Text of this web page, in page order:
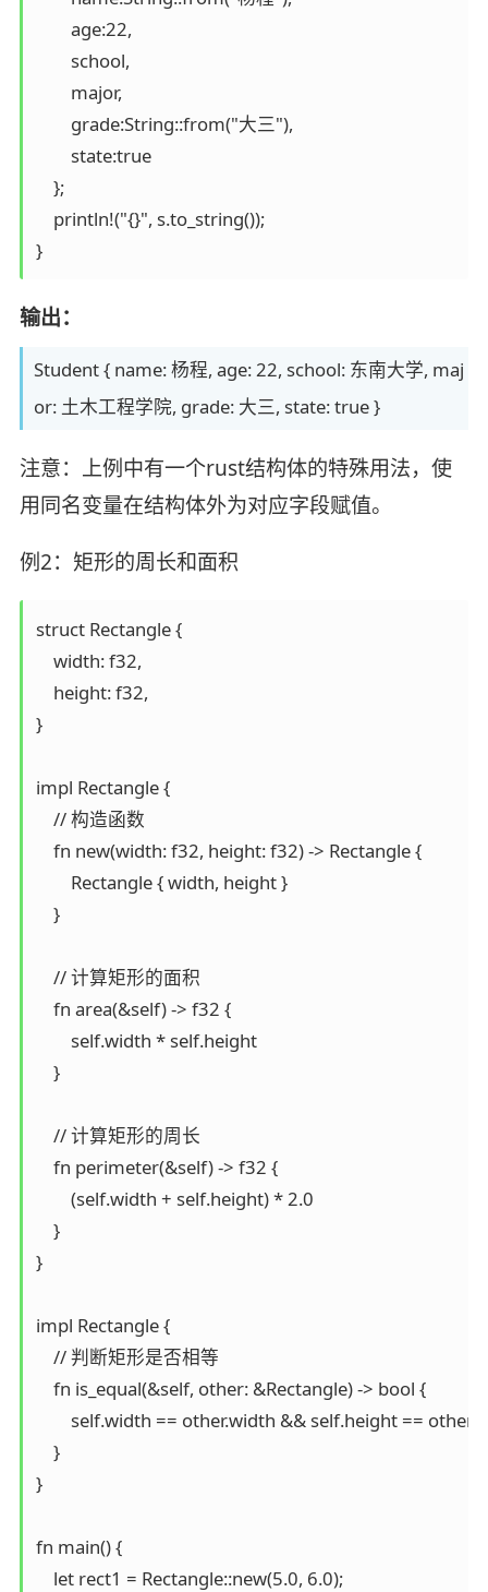
        age:22,
        school,
        major,
        grade:String::from("大三"),
        state:true
    };
    println!("{}", s.to_string());
}
输出：
Student { name: 杨程, age: 22, school: 东南大学, maj
or: 土木工程学院, grade: 大三, state: true }
注意：上例中有一个rust结构体的特殊用法，使
用同名变量在结构体外为对应字段赋值。
例2：矩形的周长和面积
struct Rectangle {
    width: f32,
    height: f32,
}
impl Rectangle {
    // 构造函数
    fn new(width: f32, height: f32) -> Rectangle {
        Rectangle { width, height }
    }
    // 计算矩形的面积
    fn area(&self) -> f32 {
        self.width * self.height
    }
    // 计算矩形的周长
    fn perimeter(&self) -> f32 {
        (self.width + self.height) * 2.0
    }
}
impl Rectangle {
    // 判断矩形是否相等
    fn is_equal(&self, other: &Rectangle) -> bool {
self.width == other.width && self.height ==
    }
}
fn main() {
    let rect1 = Rectangle::new(5.0, 6.0);